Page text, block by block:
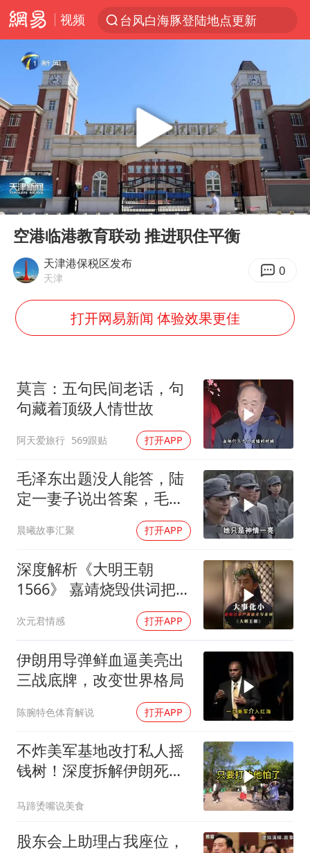
视频
台风白海豚登陆地点更新
台风白海豚进入48小时警戒线
中方回应是否在太平洋海底开采稀土
看守所辅警收受10万获刑1年
宇树科技发行价格150.80元/股
宇树科技王兴兴身家有望超200亿元
五粮液渠道价一箱上涨近百元
CIA被曝已秘密设立古巴工作组
法国将禁止“未经同意的电话营销”
中国养老床位“三连降”
多地要求领导干部带头休假
吉林一“温度计大楼”读数爆表
东方甄选被判赔偿江小白30万元
奋进开新局 实干挑大梁
Play
00:00 01:08
空港临港教育联动 推进职住平衡
天津港保税区发布
天津 0
打开网易新闻 体验效果更佳
莫言：五句民间老话，句
句藏着顶级人情世故
阿天爱旅行 569跟贴 打开APP
毛泽东出题没人能答，陆
定一妻子说出答案，毛主
晨曦故事汇聚 打开APP
深度解析《大明王朝
1566》 嘉靖烧毁供词把浙
次元君情感 打开APP
伊朗用导弹鲜血逼美亮出
三战底牌，改变世界格局
陈腕特色体育解说 打开APP
不炸美军基地改打私人摇
钱树！深度拆解伊朗死掐
招到底有多绝？
马蹄烫嘴说美食
股东会上助理占我座位，